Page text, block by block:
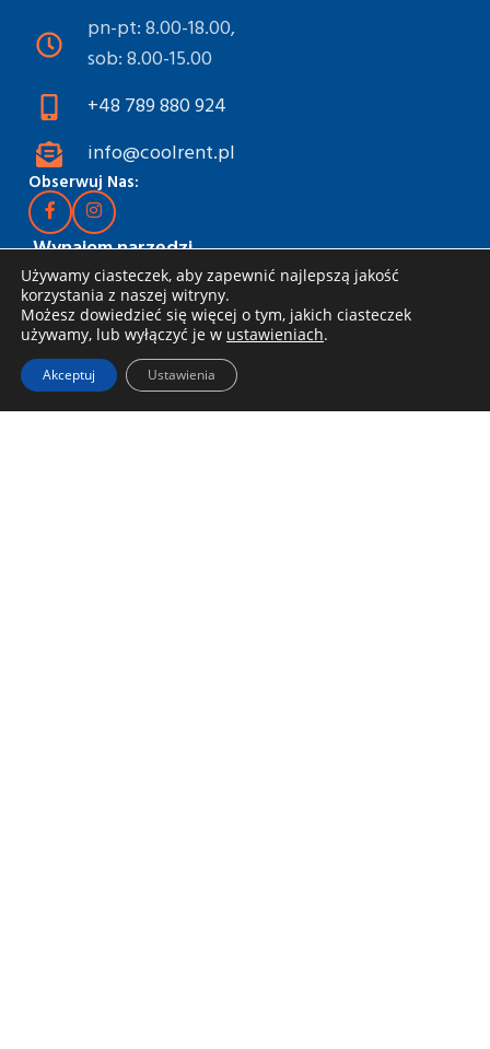
pn-pt: 8.00-18.00,
sob: 8.00-15.00
+48 789 880 924
info@coolrent.pl
Obserwuj Nas:
Wynajem narzędzi
Katalog
Rabaty i akcje
Jak wynająć
Dostawa i odbiór
Używamy ciasteczek, aby zapewnić najlepszą jakość
korzystania z naszej witryny.
Możesz dowiedzieć się więcej o tym, jakich ciasteczek
używamy, lub wyłączyć je w ustawieniach.
Akceptuj Ustawienia